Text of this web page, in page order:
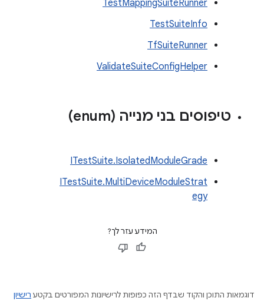
TestMappingSuiteRunner
TestSuiteInfo
TfSuiteRunner
ValidateSuiteConfigHelper
טיפוסים בני מנייה (enum)
ITestSuite.IsolatedModuleGrade
ITestSuite.MultiDeviceModuleStrat
egy
המידע עזר לך?
דוגמאות התוכן והקוד שבדף הזה כפופות לרישיונות המפורטים בקטע רישיון